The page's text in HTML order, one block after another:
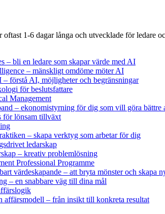
oftast 1-6 dagar långa och utvecklade för ledare
– bli en ledare som skapar värde med AI
– mänskligt omdöme möter AI
förstå AI, möjligheter och begränsningar
för beslutsfattare
Management
– ekonomistyrning för dig som vill göra bättre
för lönsam tillväxt
– skapa verktyg som arbetar för dig
ledarskap
– kreativ problemlösning
Professional Programme
värdeskapande – att bryta mönster och skapa
– en snabbare väg till dina mål
affärsmodell – från insikt till konkreta resultat